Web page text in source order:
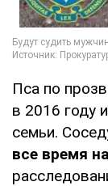
Пса по
в 2016 году
семьи.
все время